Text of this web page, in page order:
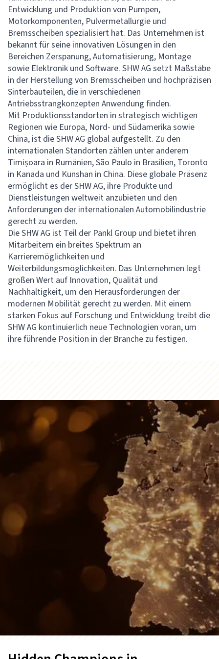
Entwicklung und Produktion von Pumpen,
Motorkomponenten, Pulvermetallurgie und
Bremsscheiben spezialisiert hat. Das Unternehmen ist
bekannt für seine innovativen Lösungen in den
Bereichen Zerspanung, Automatisierung, Montage
sowie Elektronik und Software. SHW AG setzt Maßstäbe
in der Herstellung von Bremsscheiben und hochpräzisen
Sinterbauteilen, die in verschiedenen
Antriebsstrangkonzepten Anwendung finden.
Mit Produktionsstandorten in strategisch wichtigen
Regionen wie Europa, Nord- und Südamerika sowie
China, ist die SHW AG global aufgestellt. Zu den
internationalen Standorten zählen unter anderem
Timișoara in Rumänien, São Paulo in Brasilien, Toronto
in Kanada und Kunshan in China. Diese globale Präsenz
ermöglicht es der SHW AG, ihre Produkte und
Dienstleistungen weltweit anzubieten und den
Anforderungen der internationalen Automobilindustrie
gerecht zu werden.
Die SHW AG ist Teil der Pankl Group und bietet ihren
Mitarbeitern ein breites Spektrum an
Karrieremöglichkeiten und
Weiterbildungsmöglichkeiten. Das Unternehmen legt
großen Wert auf Innovation, Qualität und
Nachhaltigkeit, um den Herausforderungen der
modernen Mobilität gerecht zu werden. Mit einem
starken Fokus auf Forschung und Entwicklung treibt die
SHW AG kontinuierlich neue Technologien voran, um
ihre führende Position in der Branche zu festigen.